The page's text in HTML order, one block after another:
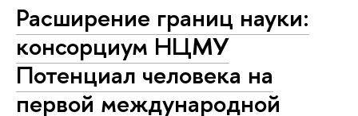
Расширение границ науки:
консорциум НЦМУ
Потенциал человека на
первой международной